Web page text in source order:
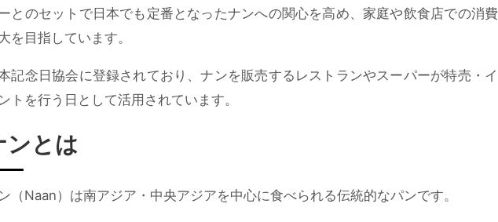
とのセットで日本でも定番となったナンへの関心を高め、家庭や飲食店での消費
を目指しています。
記念日協会に登録されており、ナンを販売するレストランやスーパーが特売・イ
トを行う日として活用されています。
ンとは
（Naan）は南アジア・中央アジアを中心に食べられる伝統的なパンです。